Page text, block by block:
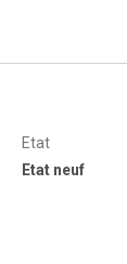
Etat
Etat neuf